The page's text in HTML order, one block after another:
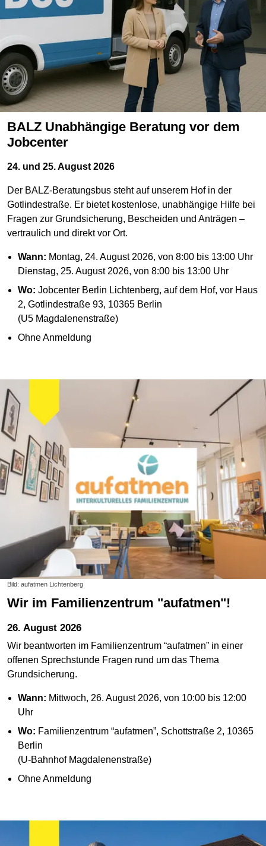
BALZ Unabhängige Beratung vor dem
Jobcenter
24. und 25. August 2026
Der BALZ-Beratungsbus steht auf unserem Hof in der
Gotlindestraße. Er bietet kostenlose, unabhängige Hilfe bei
Fragen zur Grundsicherung, Bescheiden und Anträgen –
vertraulich und direkt vor Ort.
Wann: Montag, 24. August 2026, von 8:00 bis 13:00 Uhr
Dienstag, 25. August 2026, von 8:00 bis 13:00 Uhr
Wo: Jobcenter Berlin Lichtenberg, auf dem Hof, vor Haus
2, Gotlindestraße 93, 10365 Berlin
(U5 Magdalenenstraße)
Ohne Anmeldung
Bild: aufatmen Lichtenberg
Wir im Familienzentrum "aufatmen"!
26. August 2026
Wir beantworten im Familienzentrum “aufatmen” in einer
offenen Sprechstunde Fragen rund um das Thema
Grundsicherung.
Wann: Mittwoch, 26. August 2026, von 10:00 bis 12:00
Uhr
Wo: Familienzentrum “aufatmen”, Schottstraße 2, 10365
Berlin
(U-Bahnhof Magdalenenstraße)
Ohne Anmeldung